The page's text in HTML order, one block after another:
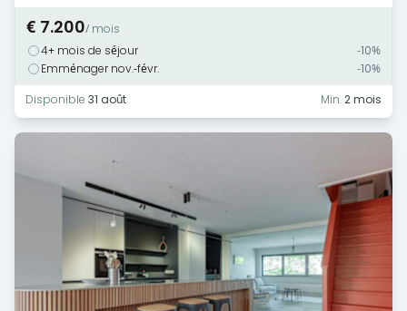
€ 7.200/ mois
4+ mois de séjour
-10%
Emménager nov.-févr.
-10%
Disponible 31 août Min.2 mois